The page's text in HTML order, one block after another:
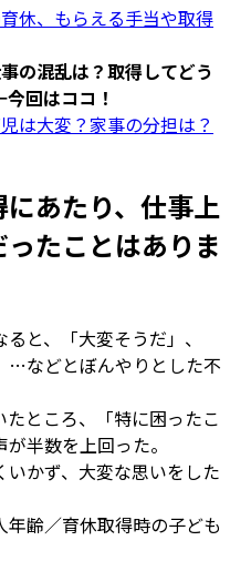
休、もらえる手当や取得
の混乱は？取得してどう
回はココ！
は大変？家事の分担は？
にあたり、仕事上
たことはありま
と、「大変そうだ」、
…などとぼんやりとした不
ところ、「特に困ったこ
半数を上回った。
かず、大変な思いをした
齢／育休取得時の子ども